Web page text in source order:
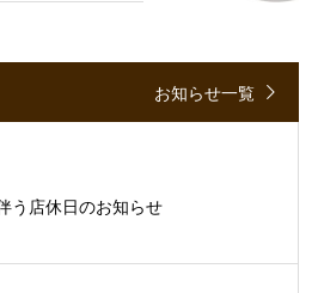
お知らせ一覧
う店休日のお知らせ